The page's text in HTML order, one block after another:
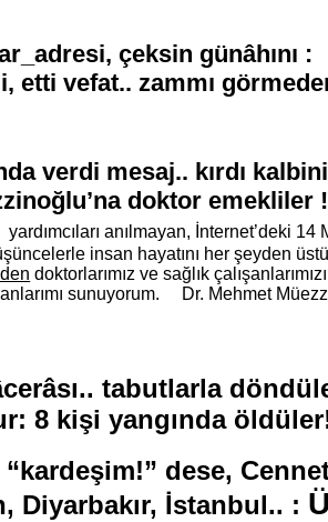
çeksin
etti vefat.. zammı
verdi mesaj.. kırdı
doktor emekliler
anılmayan, İnternet’deki 14
insan hayatını her şeyden
doktorlarımız ve sağlık
sunuyorum. Dr. Mehmet
tabutlarla
8 kişi yangında
“kardeşim!” dese,
Diyarbakır, İstanbul.. :